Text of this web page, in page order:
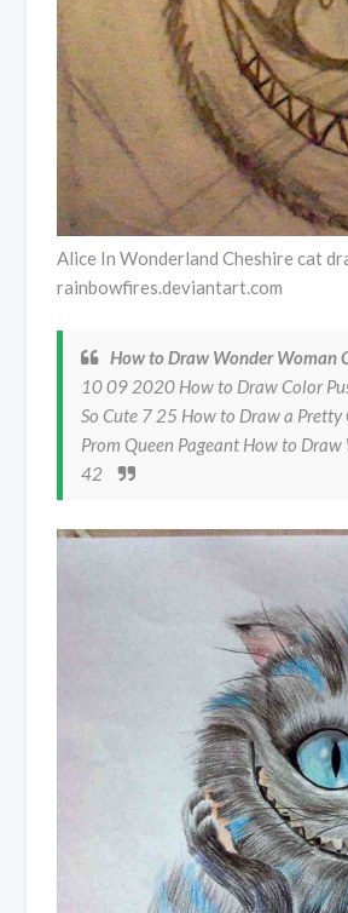
Alice In Wonderland Cheshire cat
rainbowfires.deviantart.com
How to Draw Wonder Woman
10 09 2020 How to Draw Color
So Cute 7 25 How to Draw a
Prom Queen Pageant How to
42